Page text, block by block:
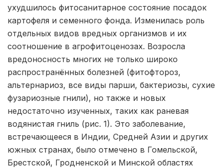
ухудшилось фитосанитарное состояние посадок
картофеля и семенного фонда. Изменилась роль
отдельных видов вредных организмов и их
соотношение в агрофитоценозах. Возросла
вредоносность многих не только широко
распространённых болезней (фитофтороз,
альтернариоз, все виды парши, бактериозы, сухие
фузариозные гнили), но также и новых
недостаточно изученных, таких как раневая
водянистая гниль (рис. 1). Это заболевание,
встречающееся в Индии, Средней Азии и других
южных странах, было отмечено в Гомельской,
Брестской, Гродненской и Минской областях